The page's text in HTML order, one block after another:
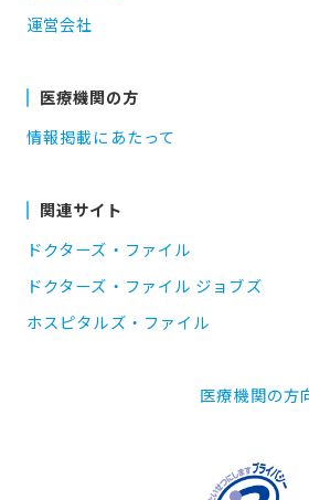
運営会社
医療機関の方
情報掲載にあたって
関連サイト
ドクターズ・ファイル
ドクターズ・ファイル ジョブズ
ホスピタルズ・ファイル
医療機関の方